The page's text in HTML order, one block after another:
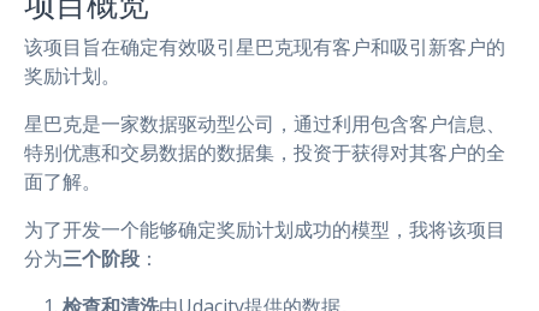
该项目旨在确定有效吸引星巴克现有客户和吸引新客户的
奖励计划。
星巴克是一家数据驱动型公司，通过利用包含客户信息、
特别优惠和交易数据的数据集，投资于获得对其客户的全
面了解。
为了开发一个能够确定奖励计划成功的模型，我将该项目
分为三个阶段 ：